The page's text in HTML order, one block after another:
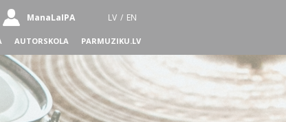
ManaLaIPA LV / EN
AUTORSKOLA PARMUZIKU.LV